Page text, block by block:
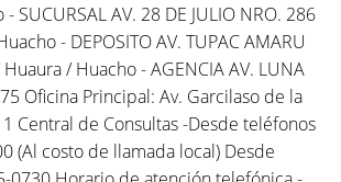
SUCURSAL AV. 28 DE JULIO NRO. 286
- DEPOSITO AV. TUPAC AMARU
/ Huacho - AGENCIA AV. LUNA
Oficina Principal: Av. Garcilaso de la
1 Central de Consultas -Desde teléfonos
(Al costo de llamada local) Desde